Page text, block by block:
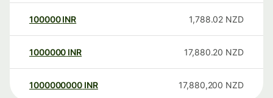
100000 INR 1,788.02 NZD
1000000 INR 17,880.20 NZD
1000000000 INR 17,880,200 NZD